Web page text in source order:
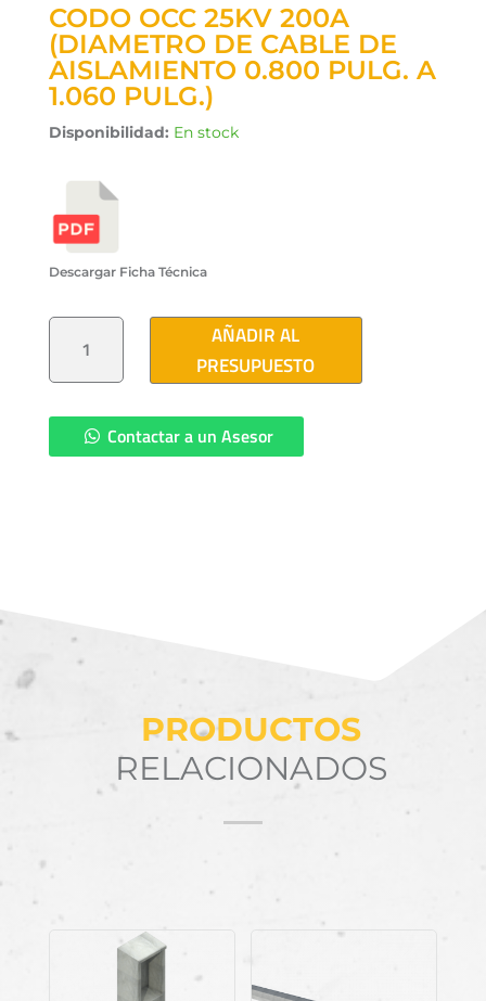
CODO OCC 25KV 200A
(DIAMETRO DE CABLE DE
AISLAMIENTO 0.800 PULG. A
1.060 PULG.)
Disponibilidad: En stock
Descargar Ficha Técnica
CODO
25KV
(DIAMETRO
CABLE
AISLAMIENTO
0.800
AÑADIR AL
PRESUPUESTO
Contactar a un Asesor
PRODUCTOS
RELACIONADOS